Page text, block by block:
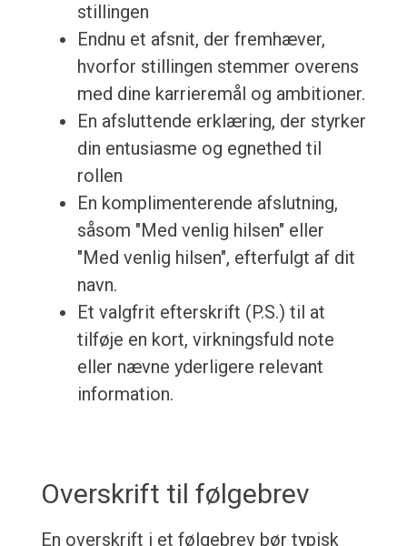
stillingen
Endnu et afsnit, der fremhæver,
hvorfor stillingen stemmer overens
med dine karrieremål og ambitioner.
En afsluttende erklæring, der styrker
din entusiasme og egnethed til
rollen
En komplimenterende afslutning,
såsom "Med venlig hilsen" eller
"Med venlig hilsen", efterfulgt af dit
navn.
Et valgfrit efterskrift (P.S.) til at
tilføje en kort, virkningsfuld note
eller nævne yderligere relevant
information.
Overskrift til følgebrev
En overskrift i et følgebrev bør typisk